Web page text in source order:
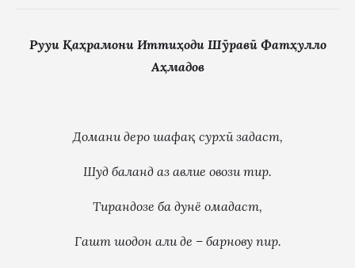
Рууи Қаҳрамони Иттиҳоди ШӯравӣФатҳулло
Аҳмадов
Домани деро шафақ сурхӣзадаст,
Шуд баланд аз авлие овози тир.
Тирандозе ба дунё омадаст,
Гашт шодон али де – барнову пир.